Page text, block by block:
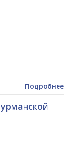
Подробнее